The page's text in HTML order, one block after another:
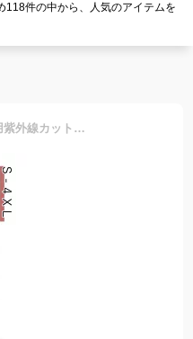
118件の中から、人気のアイテムを
春夏テーパードパンツレディース涼しいズボンパンツ春夏用紫外線カット事務服ボトムスズボンロングパンツウエストゴム春夏通勤仕事おしゃれオフィスストレッチ体型カバー洗える大きいサイズ黒